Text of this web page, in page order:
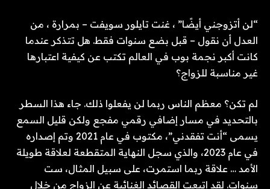
“لن أتزوجني أيضًا” ، غنت تايلور سويفت – بمرارة ، من
العدل أن نقول – قبل بضع سنوات فقط. هل تتذكر عندما
كانت أكبر نجمة بوب في العالم تكتب عن كيفية اعتبارها
غير مناسبة للزواج؟
لم تكن؟ معظم الناس ربما لن يفعلوا ذلك. جاء هذا السطر
بالتحديد في مسار إضافي رقمي مفجع ولكن قليل السمع
يسمى “أنت تفقدني”، مكتوب في عام 2021 وتم إصداره
في عام 2023، والذي سجل النهاية المتقطعة لعلاقة طويلة
الأمد … علاقة ربما استمرت، على سبيل المثال، ست
سنوات. لقد اتبعت القصائد الغنائية عن الزواج من خلال